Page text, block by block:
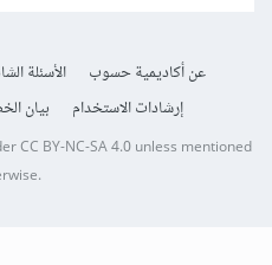
عن أكاديمية حسوب الأسئلة
إرشادات الاستخدام
بيان
CC BY-NC-SA 4.0unless mentioned